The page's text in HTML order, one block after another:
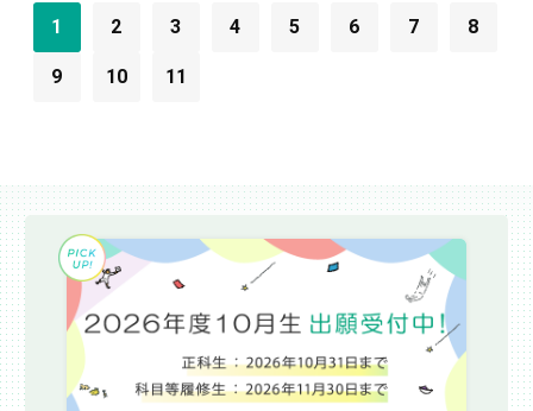
1 2 3 4 5 6 7 8
9 10 11